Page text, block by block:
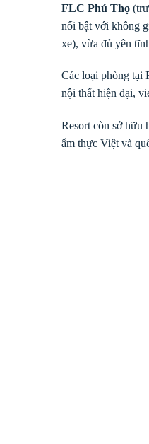
FLC Phú Thọ
nổi bật với không
xe), vừa đủ yên
Các loại phòng tại
nội thất hiện đại,
Resort còn sở hữu
ẩm thực Việt và